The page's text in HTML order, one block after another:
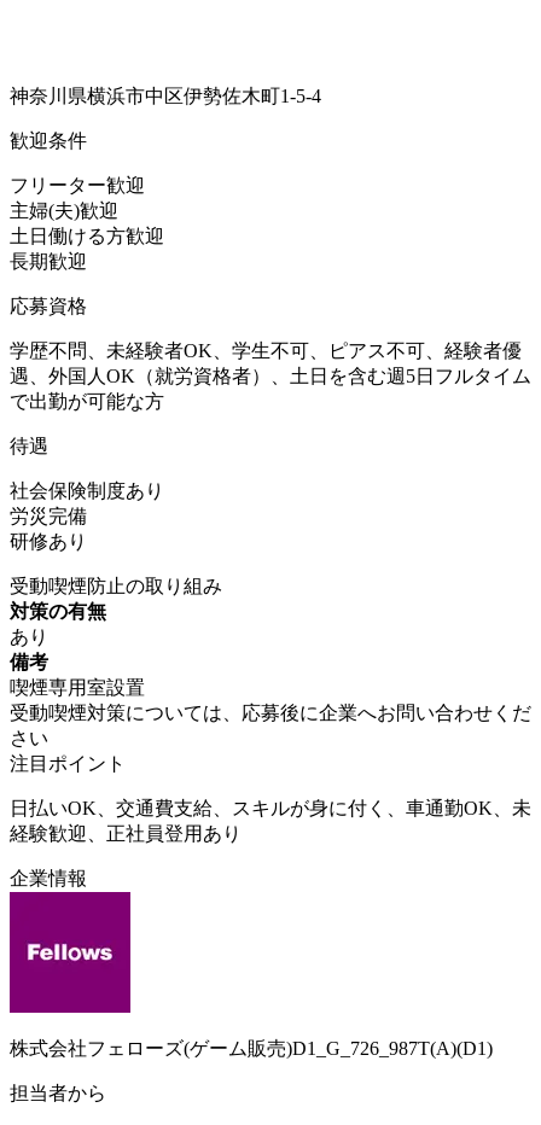
神奈川県横浜市中区伊勢佐木町1-5-4
歓迎条件
フリーター歓迎
主婦(夫)歓迎
土日働ける方歓迎
長期歓迎
応募資格
学歴不問、未経験者OK、学生不可、ピアス不可、経験者優
遇、外国人OK（就労資格者）、土日を含む週5日フルタイム
で出勤が可能な方
待遇
社会保険制度あり
労災完備
研修あり
受動喫煙防止の取り組み
対策の有無
あり
備考
喫煙専用室設置
受動喫煙対策については、応募後に企業へお問い合わせくだ
さい
注目ポイント
日払いOK、交通費支給、スキルが身に付く、車通勤OK、未
経験歓迎、正社員登用あり
企業情報
株式会社フェローズ(ゲーム販売)D1_G_726_987T(A)(D1)
担当者から